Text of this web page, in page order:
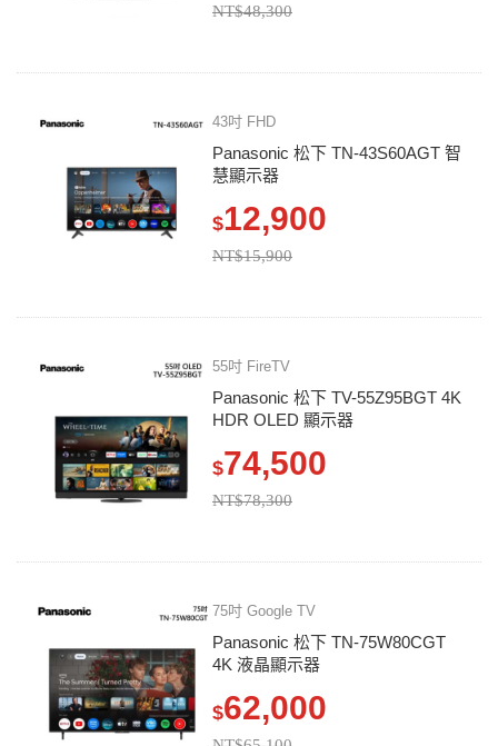
NT$48,300
43吋 FHD
Panasonic 松下 TN-43S60AGT 智
慧顯示器
$12,900
NT$15,900
55吋 FireTV
Panasonic 松下 TV-55Z95BGT 4K
HDR OLED 顯示器
$74,500
NT$78,300
75吋 Google TV
Panasonic 松下 TN-75W80CGT
4K 液晶顯示器
$62,000